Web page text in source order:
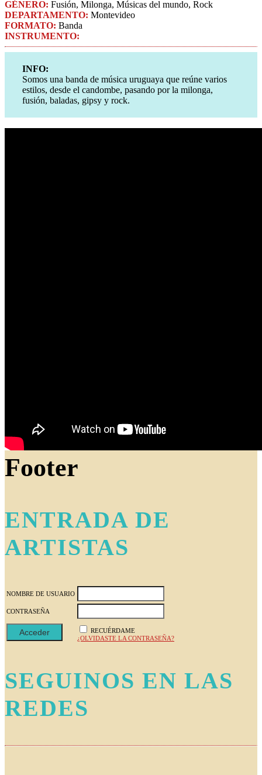
GÉNERO: Fusión, Milonga, Músicas del mundo, Rock
DEPARTAMENTO: Montevideo
FORMATO: Banda
INSTRUMENTO:
INFO:
Somos una banda de música uruguaya que reúne varios
estilos, desde el candombe, pasando por la milonga,
fusión, baladas, gipsy y rock.
Footer
ENTRADA DE
ARTISTAS
NOMBRE DE USUARIO
CONTRASEÑA
RECUÉRDAME
¿OLVIDASTE LA CONTRASEÑA?
SEGUINOS EN LAS
REDES